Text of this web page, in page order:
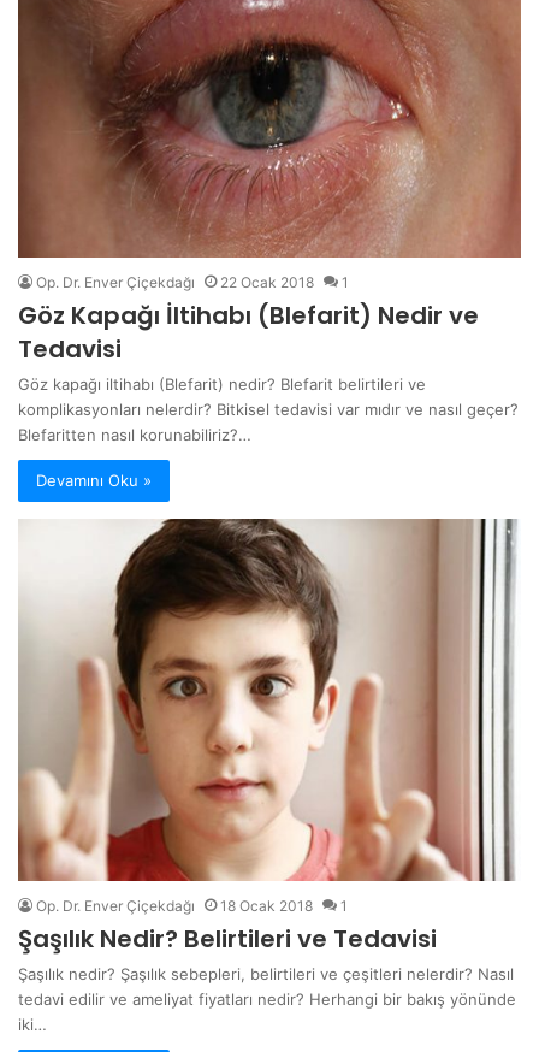
Op. Dr. Enver Çiçekdağı 22 Ocak 2018 1
Göz Kapağı İltihabı (Blefarit) Nedir ve
Tedavisi
Göz kapağı iltihabı (Blefarit) nedir? Blefarit belirtileri ve
komplikasyonları nelerdir? Bitkisel tedavisi var mıdır ve nasıl geçer?
Blefaritten nasıl korunabiliriz?…
Devamını Oku »
Op. Dr. Enver Çiçekdağı 18 Ocak 2018 1
Şaşılık Nedir? Belirtileri ve Tedavisi
Şaşılık nedir? Şaşılık sebepleri, belirtileri ve çeşitleri nelerdir? Nasıl
tedavi edilir ve ameliyat fiyatları nedir? Herhangi bir bakış yönünde
iki…